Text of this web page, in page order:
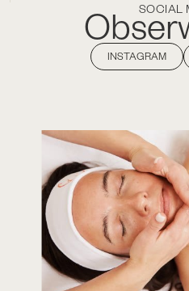
SOCIAL
INSTAGRAM